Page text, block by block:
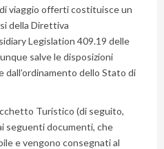
viaggio offerti costituisce un
della Direttiva
Legislation 409.19 delle
salve le disposizioni
dello Stato di
Turistico (di seguito,
seguenti documenti, che
e vengono consegnati al